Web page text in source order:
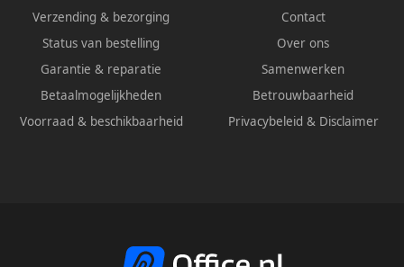
Verzending & bezorging
Status van bestelling
Garantie & reparatie
Betaalmogelijkheden
Voorraad & beschikbaarheid
Contact
Over ons
Samenwerken
Betrouwbaarheid
Privacybeleid & Disclaimer